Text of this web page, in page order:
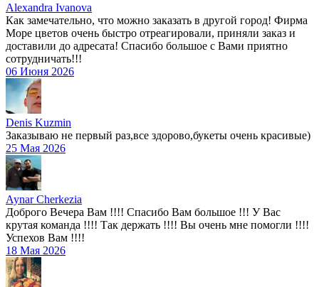
Alexandra Ivanova
Как замечательно, что можно заказать в другой город! Фирма
Море цветов очень быстро отреагировали, приняли заказ и
доставили до адресата! Спасибо большое с Вами приятно
сотрудничать!!!
06 Июня 2026
Denis Kuzmin
Заказываю не первый раз,все здорово,букеты очень красивые)
25 Мая 2026
Aynar Cherkezia
Доброго Вечера Вам !!!! Спасибо Вам большое !!! У Вас
крутая команда !!!! Так держать !!!! Вы очень мне помогли !!!!
Успехов Вам !!!!
18 Мая 2026